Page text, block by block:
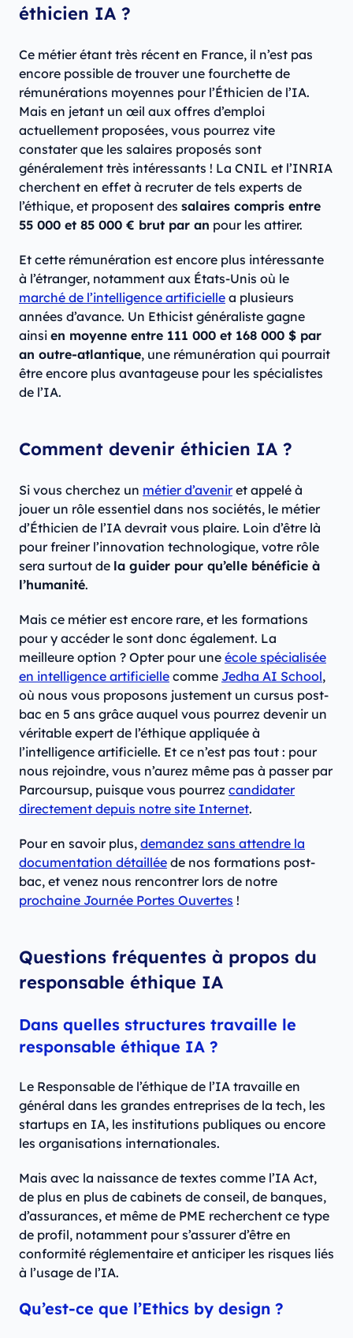
éthicien IA ?
Ce métier étant très récent en France, il n’est pas
encore possible de trouver une fourchette de
rémunérations moyennes pour l’Éthicien de l’IA.
Mais en jetant un œil aux offres d’emploi
actuellement proposées, vous pourrez vite
constater que les salaires proposés sont
généralement très intéressants ! La CNIL et l’INRIA
cherchent en effet à recruter de tels experts de
l’éthique, et proposent des salaires compris entre
55 000 et 85 000 € brut par an pour les attirer.
Et cette rémunération est encore plus intéressante
à l’étranger, notamment aux États-Unis où le
marché de l’intelligence artificielle a plusieurs
années d’avance. Un Ethicist généraliste gagne
ainsi en moyenne entre 111 000 et 168 000 $ par
an outre-atlantique, une rémunération qui pourrait
être encore plus avantageuse pour les spécialistes
de l’IA.
Comment devenir éthicien IA ?
Si vous cherchez un métier d’aveniret appelé à
jouer un rôle essentiel dans nos sociétés, le métier
d’Éthicien de l’IA devrait vous plaire. Loin d’être là
pour freiner l’innovation technologique, votre rôle
sera surtout de la guider pour qu’elle bénéficie à
l’humanité.
Mais ce métier est encore rare, et les formations
pour y accéder le sont donc également. La
meilleure option ? Opter pour une école spécialisée
en intelligence artificielle comme Jedha AI School,
où nous vous proposons justement un cursus post-
bac en 5 ans grâce auquel vous pourrez devenir un
véritable expert de l’éthique appliquée à
l’intelligence artificielle. Et ce n’est pas tout : pour
nous rejoindre, vous n’aurez même pas à passer par
Parcoursup, puisque vous pourrez candidater
directement depuis notre site Internet.
Pour en savoir plus, demandez sans attendre la
documentation détaillée de nos formations post-
bac, et venez nous rencontrer lors de notre
prochaine Journée Portes Ouvertes !
Questions fréquentes à propos du
responsable éthique IA
Dans quelles structures travaille le
responsable éthique IA ?
Le Responsable de l’éthique de l’IA travaille en
général dans les grandes entreprises de la tech, les
startups en IA, les institutions publiques ou encore
les organisations internationales.
Mais avec la naissance de textes comme l’IA Act,
de plus en plus de cabinets de conseil, de banques,
d’assurances, et même de PME recherchent ce type
de profil, notamment pour s’assurer d’être en
conformité réglementaire et anticiper les risques liés
à l’usage de l’IA.
Qu’est-ce que l’Ethics by design ?